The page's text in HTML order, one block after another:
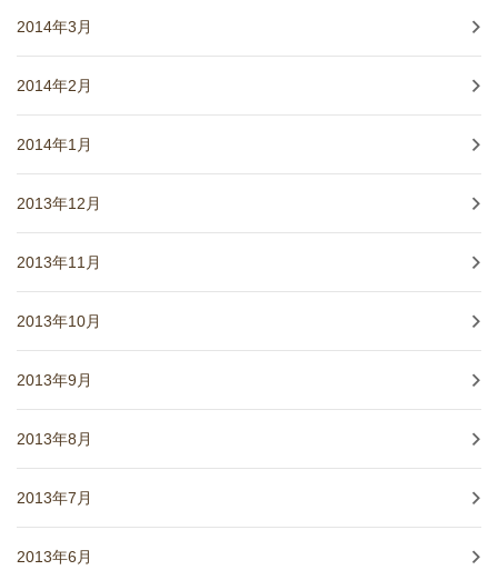
2014年3月
2014年2月
2014年1月
2013年12月
2013年11月
2013年10月
2013年9月
2013年8月
2013年7月
2013年6月